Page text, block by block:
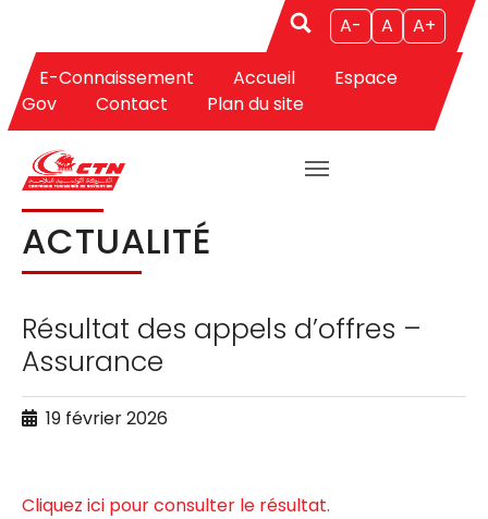
Aller au contenu principal
A- A A+
E-Connaissement Accueil
Espace
Gov
Contact Plan du site
Vous êtes ici:
CTN Actualités Actualité
ACTUALITÉ
Résultat des appels d’offres –
Assurance
19 février 2026
Cliquez ici pour consulter le résultat.